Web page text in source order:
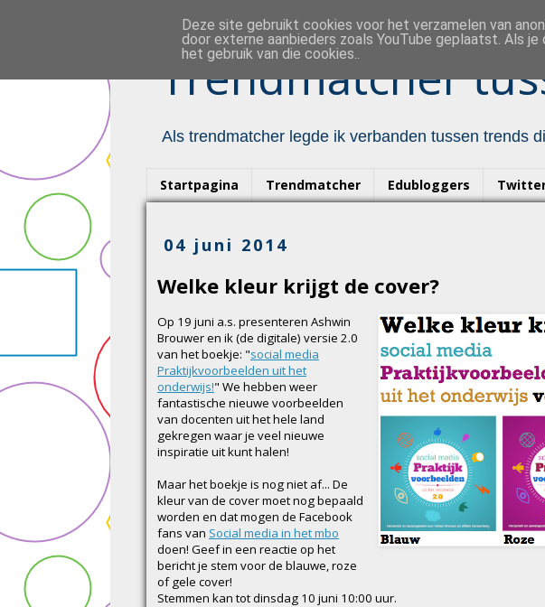
Trendmatcher
Als trendmatcher legde ik verbanden tussen trends
Startpagina Trendmatcher Edubloggers
04 juni 2014
Welke kleur krijgt de cover?
Op 19 juni a.s. presenteren Ashwin
Brouwer en ik (de digitale) versie 2.0
van het boekje: "social media
Praktijkvoorbeelden uit het
onderwijs!" We hebben weer
fantastische nieuwe voorbeelden
van docenten uit het hele land
gekregen waar je veel nieuwe
inspiratie uit kunt halen!
Maar het boekje is nog niet af... De
kleur van de cover moet nog bepaald
worden en dat mogen de Facebook
fans van Social media in het mbo
doen! Geef in een reactie op het
bericht je stem voor de blauwe, roze
of gele cover!
Stemmen kan tot dinsdag 10 juni 10:00 uur.
Deze site gebruikt cookies voor het verzamelen van
door externe aanbieders zoals YouTube geplaatst. Als
het gebruik van die cookies..